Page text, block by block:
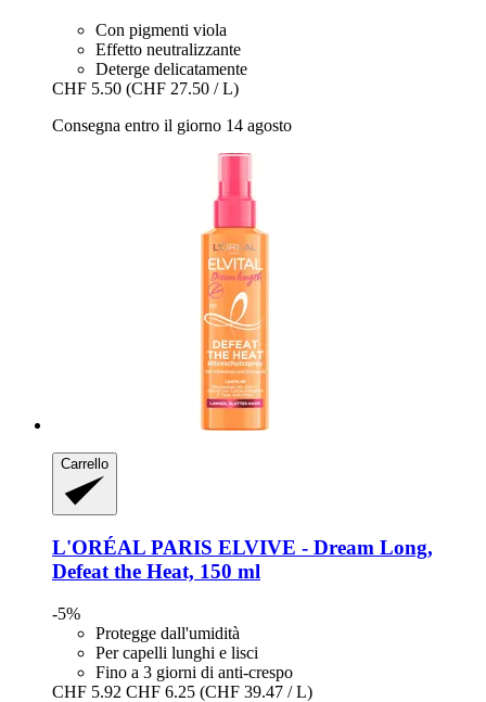
Con pigmenti viola
Effetto neutralizzante
Deterge delicatamente
CHF 5.50 (CHF 27.50 / L)
Consegna entro il giorno 14 agosto
Carrello
L'ORÉAL PARIS ELVIVE -​ Dream Long,
Defeat the Heat, 150 ml
-5%
Protegge dall'umidità
Per capelli lunghi e lisci
Fino a 3 giorni di anti-crespo
CHF 5.92 CHF 6.25 (CHF 39.47 / L)